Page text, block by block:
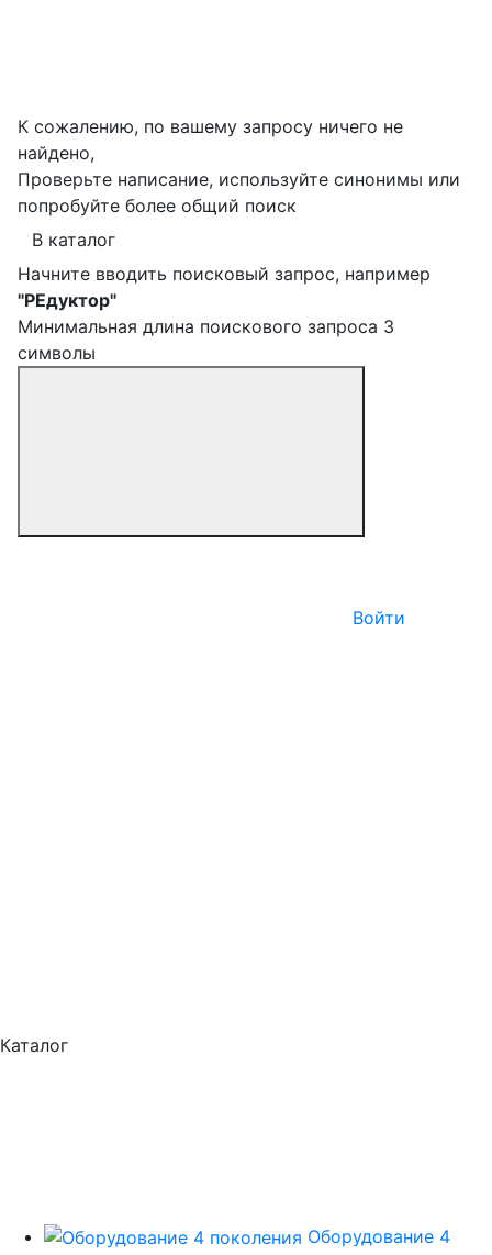
К сожалению, по вашему запросу ничего не
найдено,
Проверьте написание, используйте синонимы или
попробуйте более общий поиск
В каталог
Начните вводить поисковый запрос, например
"РЕдуктор"
Минимальная длина поискового запроса 3
символы
Войти
Каталог
Оборудование 4